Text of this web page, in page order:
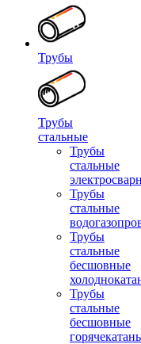
Трубы
Трубы
стальные
Трубы
стальные
Трубы
стальные
Трубы
стальные
бесшовные
Трубы
стальные
бесшовные